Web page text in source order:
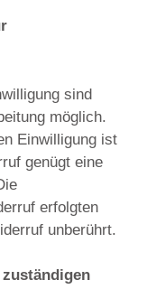
sind
möglich.
Einwilligung ist
genügt eine
erfolgten
unberührt.